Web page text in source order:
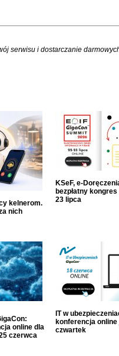
serwisu i dostarczanie
kelnerom.
nich
KSeF, e-
bezpłatny
23 lipca
online dla
czerwca
IT w
konferencja online
czwartek